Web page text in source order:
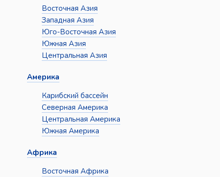
Восточная Азия
Западная Азия
Юго-Восточная Азия
Южная Азия
Центральная Азия
Америка
Карибский бассейн
Северная Америка
Центральная Америка
Южная Америка
Африка
Восточная Африка